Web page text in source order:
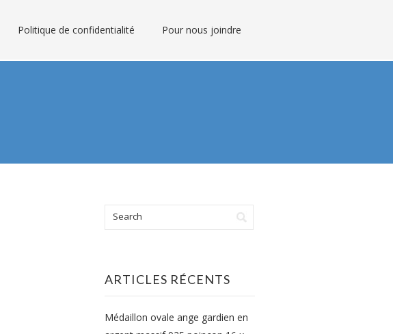
Politique de confidentialité Pour nous joindre
ARTICLES RÉCENTS
Médaillon ovale ange gardien en